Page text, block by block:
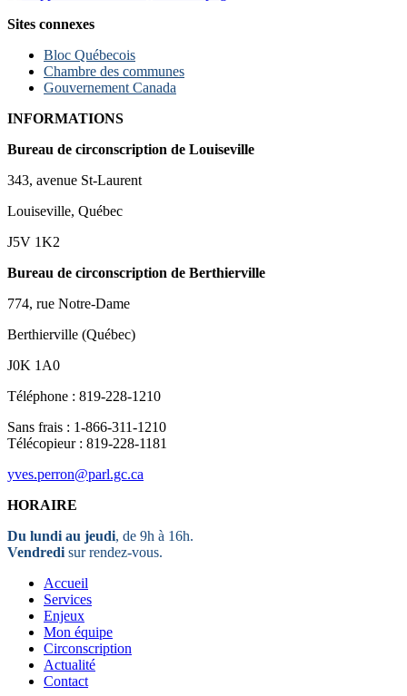
Sites connexes
Bloc Québecois
Chambre des communes
Gouvernement Canada
INFORMATIONS
Bureau de circonscription de Louiseville
343, avenue St-Laurent
Louiseville, Québec
J5V 1K2
Bureau de circonscription de Berthierville
774, rue Notre-Dame
Berthierville (Québec)
J0K 1A0
Téléphone : 819-228-1210
Sans frais : 1-866-311-1210
Télécopieur : 819-228-1181
yves.perron@parl.gc.ca
HORAIRE
Du lundi au jeudi, de 9h à 16h.
Vendredi sur rendez-vous.
Accueil
Services
Enjeux
Mon équipe
Circonscription
Actualité
Contact